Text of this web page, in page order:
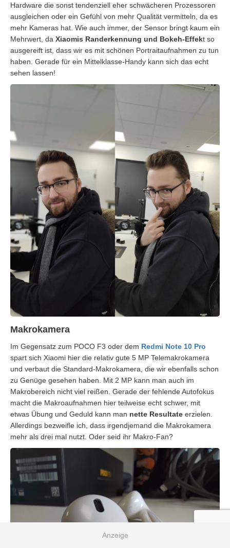
Hardware die sonst tendenziell eher schwächeren Prozessoren
ausgleichen oder ein Gefühl von mehr Qualität vermitteln, da es
mehr Kameras hat. Wie auch immer, der Sensor bringt kaum ein
Mehrwert, da Xiaomis Randerkennung und Bokeh-Effekt so
ausgereift ist, dass wir es mit schönen Portraitaufnahmen zu tun
haben. Gerade für ein Mittelklasse-Handy kann sich das echt
sehen lassen!
Makrokamera
Im Gegensatz zum POCO F3 oder dem Redmi Note 10 Pro
spart sich Xiaomi hier die relativ gute 5 MP Telemakrokamera
und verbaut die Standard-Makrokamera, die wir ebenfalls schon
zu Genüge gesehen haben. Mit 2 MP kann man auch im
Makrobereich nicht viel reißen. Gerade der fehlende Autofokus
macht die Makroaufnahmen hier teilweise echt schwer, mit
etwas Übung und Geduld kann man nette Resultate erzielen.
Allerdings bezweifle ich, dass irgendjemand die Makrokamera
mehr als drei mal nutzt. Oder seid ihr Makro-Fan?